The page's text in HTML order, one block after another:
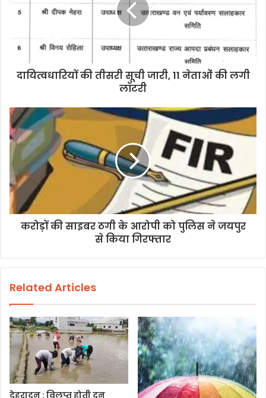
s
s
दायित्वधारियों की तीसरी सूची जारी, 11 नेताओं की लगी
लॉटरी
करोड़ों की साइबर ठगी के आरोपी को पुलिस ने जयपुर
से किया गिरफ्तार
Related Articles
देहरादून : विलुप्त होती दून